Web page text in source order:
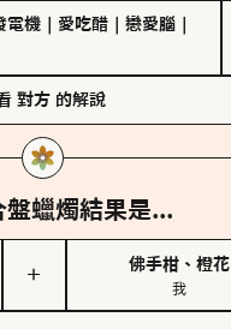
電機 愛吃醋 戀愛腦
對方 的解說
盤蠟燭結果是...
＋
佛手柑、橙花
我